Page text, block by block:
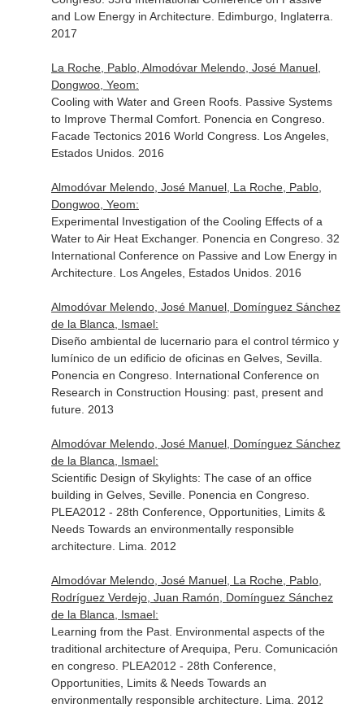
and Low Energy in Architecture. Edimburgo, Inglaterra.
2017
La Roche, Pablo, Almodóvar Melendo, José Manuel,
Dongwoo, Yeom:
Cooling with Water and Green Roofs. Passive Systems
to Improve Thermal Comfort. Ponencia en Congreso.
Facade Tectonics 2016 World Congress. Los Angeles,
Estados Unidos. 2016
Almodóvar Melendo, José Manuel, La Roche, Pablo,
Dongwoo, Yeom:
Experimental Investigation of the Cooling Effects of a
Water to Air Heat Exchanger. Ponencia en Congreso. 32
International Conference on Passive and Low Energy in
Architecture. Los Angeles, Estados Unidos. 2016
Almodóvar Melendo, José Manuel, Domínguez Sánchez
de la Blanca, Ismael:
Diseño ambiental de lucernario para el control térmico y
lumínico de un edificio de oficinas en Gelves, Sevilla.
Ponencia en Congreso. International Conference on
Research in Construction Housing: past, present and
future. 2013
Almodóvar Melendo, José Manuel, Domínguez Sánchez
de la Blanca, Ismael:
Scientific Design of Skylights: The case of an office
building in Gelves, Seville. Ponencia en Congreso.
PLEA2012 - 28th Conference, Opportunities, Limits &
Needs Towards an environmentally responsible
architecture. Lima. 2012
Almodóvar Melendo, José Manuel, La Roche, Pablo,
Rodríguez Verdejo, Juan Ramón, Domínguez Sánchez
de la Blanca, Ismael:
Learning from the Past. Environmental aspects of the
traditional architecture of Arequipa, Peru. Comunicación
en congreso. PLEA2012 - 28th Conference,
Opportunities, Limits & Needs Towards an
environmentally responsible architecture. Lima. 2012